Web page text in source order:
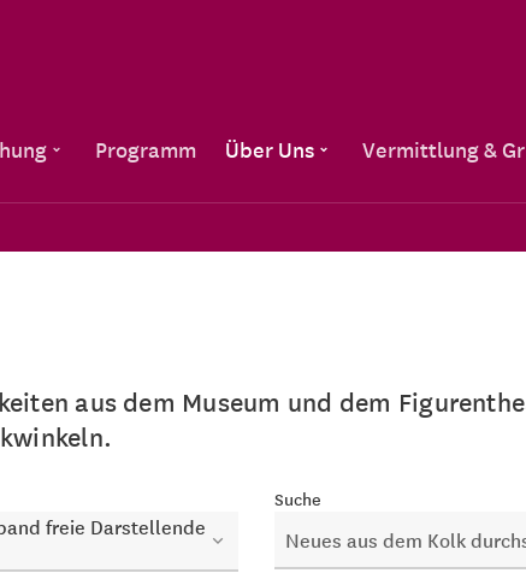
Programm Über Uns Vermittlung &
aus dem Museum und dem
freie Darstellende
Suche